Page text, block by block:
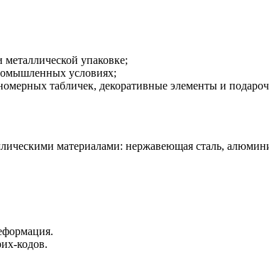
упаковке;
условиях;
табличек, декоративные элементы и
материалами: нержавеющая сталь,